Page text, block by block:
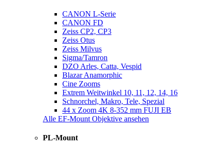
CANON L-Serie
CANON FD
Zeiss CP2, CP3
Zeiss Otus
Zeiss Milvus
Sigma/Tamron
DZO Arles, Catta, Vespid
Blazar Anamorphic
Cine Zooms
Extrem Weitwinkel 10, 11, 12, 14, 16
Schnorchel, Makro, Tele, Spezial
44 x Zoom 4K 8-352 mm FUJI EB
Alle EF-Mount Objektive ansehen
PL-Mount